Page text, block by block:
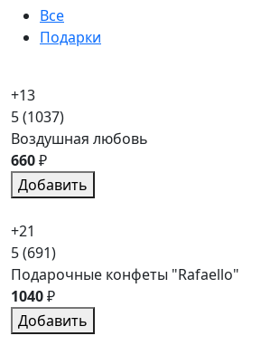
Все
Подарки
+13
5(1037)
Воздушная любовь
660₽
Добавить
+21
5(691)
Подарочные конфеты "Rafaello"
1040₽
Добавить